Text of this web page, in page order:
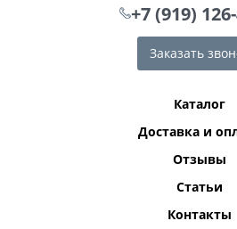
+7 (919)
Заказать
Каталог
Доставка и
Отзывы
Статьи
Контакты